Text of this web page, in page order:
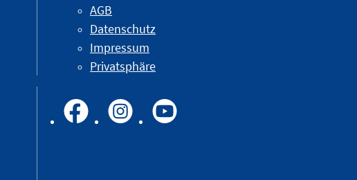
AGB
Datenschutz
Impressum
Privatsphäre